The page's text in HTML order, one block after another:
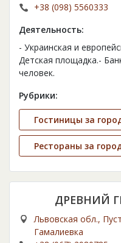
+38 (098) 5560333
Деятельность:
- Украинская и
Детская площадка.-
человек.
Рубрики:
Гостиницы за
Рестораны за
ДРЕВНИЙ
Львовская обл.,
Гамалиевка